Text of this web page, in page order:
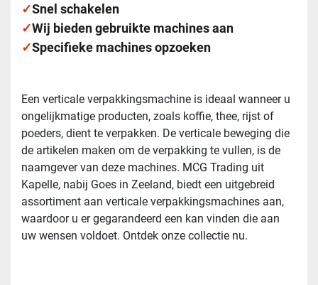
✓Snel schakelen
✓Wij bieden gebruikte machines aan
✓Specifieke machines opzoeken
Een verticale verpakkingsmachine is ideaal wanneer u
ongelijkmatige producten, zoals koffie, thee, rijst of
poeders, dient te verpakken. De verticale beweging die
de artikelen maken om de verpakking te vullen, is de
naamgever van deze machines. MCG Trading uit
Kapelle, nabij Goes in Zeeland, biedt een uitgebreid
assortiment aan verticale verpakkingsmachines aan,
waardoor u er gegarandeerd een kan vinden die aan
uw wensen voldoet. Ontdek onze collectie nu.